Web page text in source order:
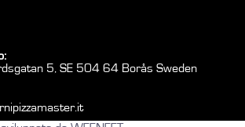
5, SE 504 64 Borås Sweden